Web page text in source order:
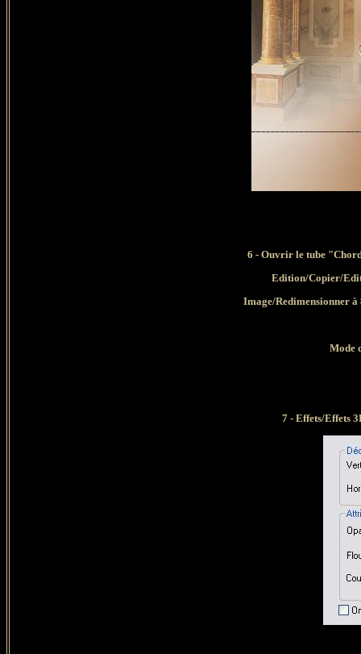
6 - Ouvrir le tube
Edition/Copier/
Image/Redimensionner
Mode
7 - Effets/Effets